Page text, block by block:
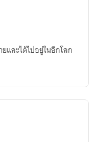
และได้ไปอยู่ในอีกโลก